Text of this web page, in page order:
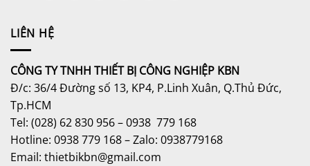
LIÊN HỆ
CÔNG TY TNHH THIẾT BỊ CÔNG NGHIỆP KBN
Đ/c: 36/4 Đường số 13, KP4, P.Linh Xuân, Q.Thủ Đức,
Tp.HCM
Tel: (028) 62 830 956 – 0938 779 168
Hotline: 0938 779 168 – Zalo: 0938779168
Email: thietbikbn@gmail.com